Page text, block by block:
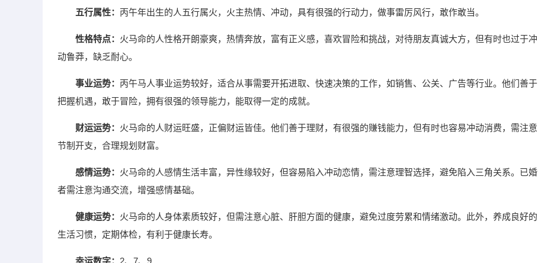
五行属性： 丙午年出生的人五行属火，火主热情、冲动，具有很强的行动力，做事雷厉风行，敢作敢当。
性格特点： 火马命的人性格开朗豪爽，热情奔放，富有正义感，喜欢冒险和挑战，对待朋友真诚大方，但有时也过于冲
动鲁莽，缺乏耐心。
事业运势： 丙午马人事业运势较好，适合从事需要开拓进取、快速决策的工作，如销售、公关、广告等行业。他们善于
把握机遇，敢于冒险，拥有很强的领导能力，能取得一定的成就。
财运运势： 火马命的人财运旺盛，正偏财运皆佳。他们善于理财，有很强的赚钱能力，但有时也容易冲动消费，需注意
节制开支，合理规划财富。
感情运势： 火马命的人感情生活丰富，异性缘较好，但容易陷入冲动恋情，需注意理智选择，避免陷入三角关系。已婚
者需注意沟通交流，增强感情基础。
健康运势： 火马命的人身体素质较好，但需注意心脏、肝胆方面的健康，避免过度劳累和情绪激动。此外，养成良好的
生活习惯，定期体检，有利于健康长寿。
幸运数字： 2、7、9